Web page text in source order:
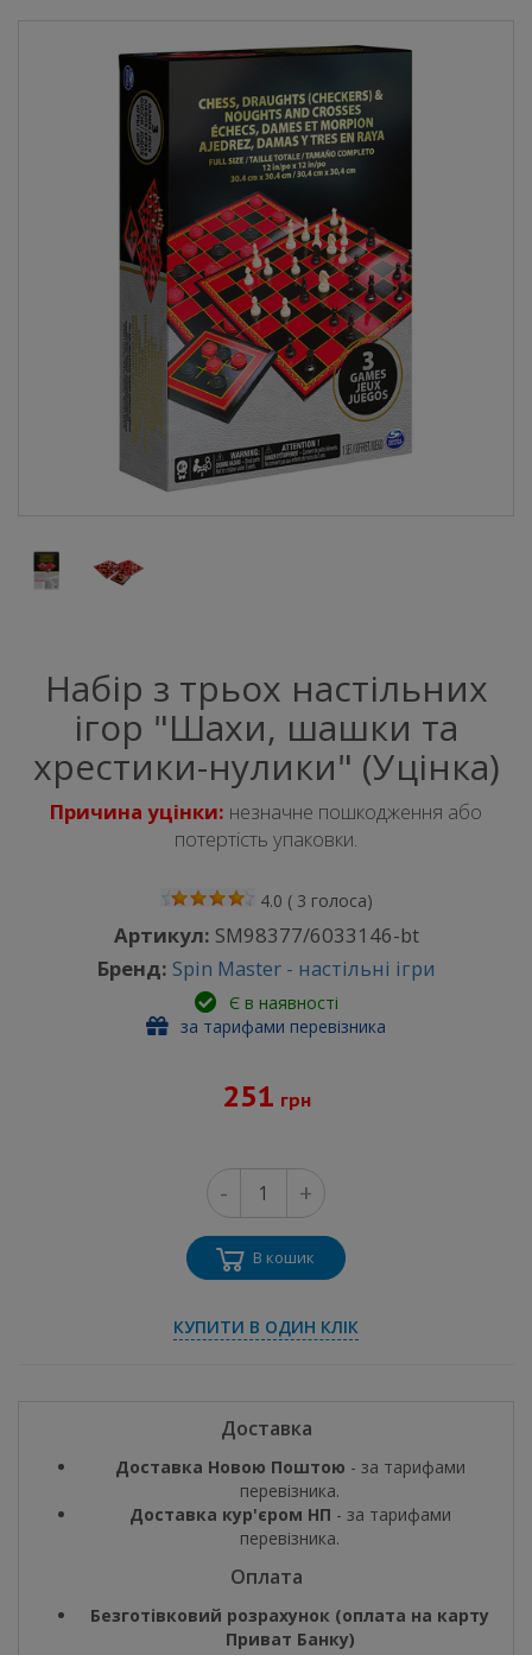
Набір з трьох настільних
ігор "Шахи, шашки та
хрестики-нулики" (Уцінка)
Причина уцінки: незначне пошкодження або
потертість упаковки.
4.0 ( 3 голоса)
Артикул: SM98377/6033146-bt
Бренд: Spin Master - настільні ігри
Є в наявності
за тарифами перевізника
251 грн
- +
В кошик
КУПИТИ В ОДИН КЛІК
Доставка
Доставка Новою Поштою - за тарифами
перевізника.
Доставка кур'єром НП - за тарифами
перевізника.
Оплата
Безготівковий розрахунок (оплата на карту
Приват Банку)